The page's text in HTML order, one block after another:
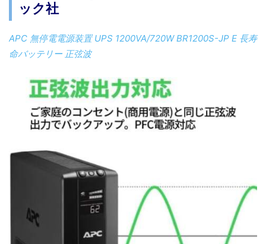
ック社
APC 無停電電源装置 UPS 1200VA/720W BR1200S-JP E 長寿
命バッテリー 正弦波